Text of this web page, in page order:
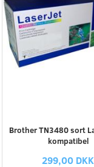
Brother TN3480 sort
kompatibel
299,00 DKK